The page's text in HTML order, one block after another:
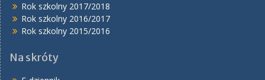
Rok szkolny 2017/2018
Rok szkolny 2016/2017
Rok szkolny 2015/2016
Na skróty